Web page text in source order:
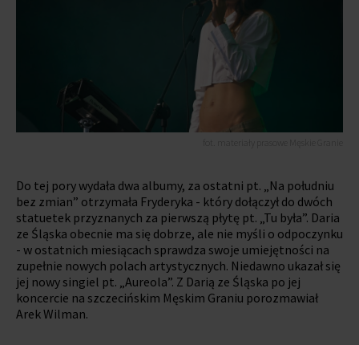
Do tej pory wydała dwa albumy, za ostatni pt. „Na południu
bez zmian” otrzymała Fryderyka - który dołączył do dwóch
statuetek przyznanych za pierwszą płytę pt. „Tu była”. Daria
ze Śląska obecnie ma się dobrze, ale nie myśli o odpoczynku
- w ostatnich miesiącach sprawdza swoje umiejętności na
zupełnie nowych polach artystycznych. Niedawno ukazał się
jej nowy singiel pt. „Aureola”. Z Darią ze Śląska po jej
koncercie na szczecińskim Męskim Graniu porozmawiał
Arek Wilman.